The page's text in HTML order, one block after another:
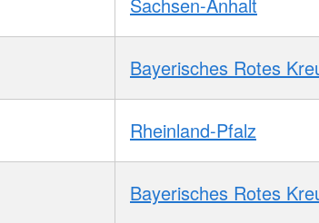
Bayerisches Rotes
Rheinland-Pfalz
Bayerisches Rotes